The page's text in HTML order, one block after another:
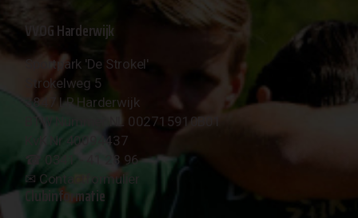
VVOG Harderwijk
Sportpark 'De Strokel'
Strokelweg 5
3847 LR Harderwijk
BTW Nummer NL 002715910B01
KvK Nr 40094437
☎︎ 0341 - 41 28 96
✉︎ Contactformulier
Clubinformatie